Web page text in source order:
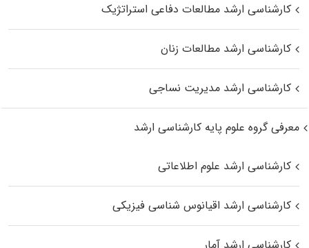
کارشناسی ارشد مطالعات دفاعی استراتژیک
کارشناسی ارشد مطالعات زنان
کارشناسی ارشد مدیریت نساجی
معرفی گروه علوم پایه کارشناسی ارشد
کارشناسی ارشد علوم اطلاعاتی
کارشناسی ارشد اقیانوس‌ شناسی فیزیکی